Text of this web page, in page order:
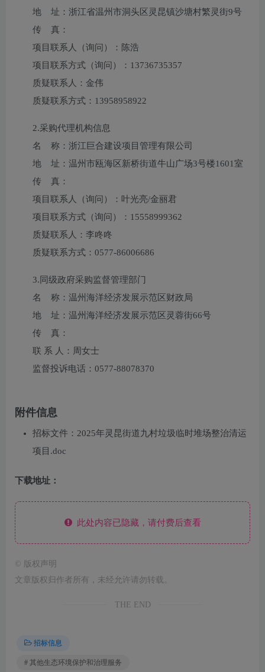
地 址： 浙江省温州市洞头区灵昆镇沙塘村繁灵街9号
传 真：
项目联系人（询问）： 陈浩
项目联系方式（询问）： 13736735357
质疑联系人： 金伟
质疑联系方式： 13958958922
2.采购代理机构信息
名 称： 浙江巨合建设项目管理有限公司
地 址： 温州市瓯海区新桥街道牛山广场3号楼1601室
传 真：
项目联系人（询问）： 叶光亮/金丽君
项目联系方式（询问）： 15558999362
质疑联系人： 李咚咚
质疑联系方式： 0577-86006686
3. 同级政府采购监督管理部门
名 称：温州海洋经济发展示范区财政局
地 址：温州海洋经济发展示范区灵蓉街66号
传 真：
联 系 人：周女士
监督投诉电话：0577-88078370
附件信息
招标文件：2025年灵昆街道九村垃圾临时堆场整治清运
项目.doc
下载地址：
此处内容已隐藏，请付费后查看
©
版权声明
文章版权归作者所有，未经允许请勿转载。
THE END
招标信息
# 其他生态环境保护和治理服务